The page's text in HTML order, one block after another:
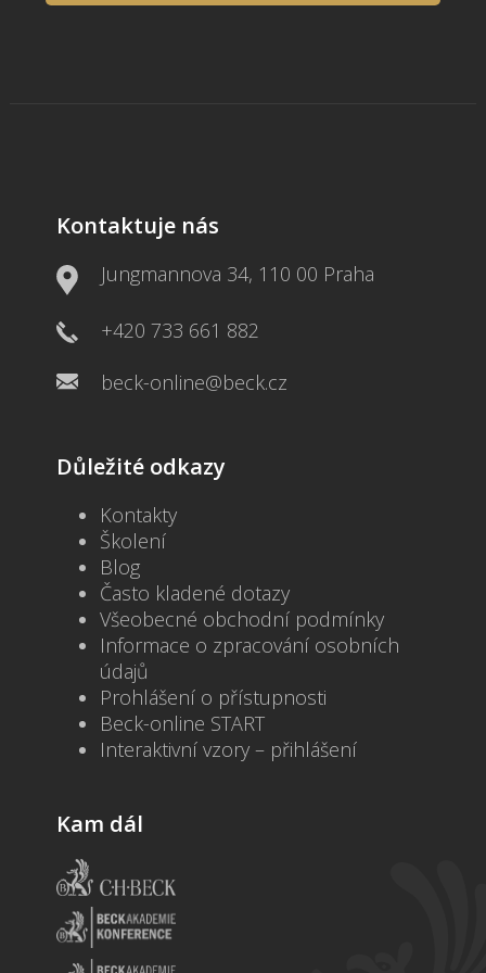
Kontaktuje nás
Jungmannova 34, 110 00 Praha
+420 733 661 882
beck-online@beck.cz
Důležité odkazy
Kontakty
Školení
Blog
Často kladené dotazy
Všeobecné obchodní podmínky
Informace o zpracování osobních
údajů
Prohlášení o přístupnosti
Beck-online START
Interaktivní vzory – přihlášení
Kam dál